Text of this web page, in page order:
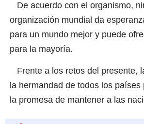
De acuerdo con el organismo,
organización mundial da
para un mundo mejor y puede
para la mayoría.
Frente a los retos del presente,
la hermandad de todos los países
la promesa de mantener a las